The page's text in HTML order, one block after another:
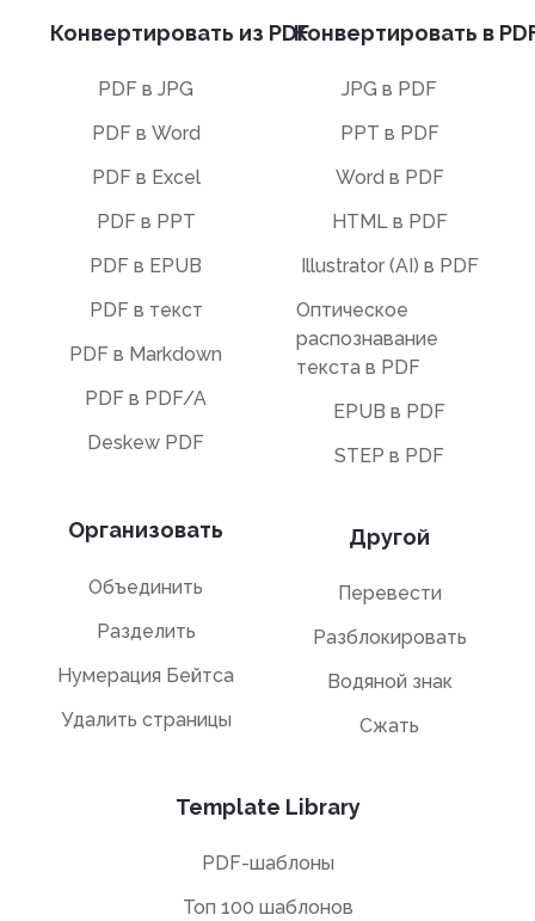
Конвертировать из PDF
PDF в JPG
PDF в Word
PDF в Excel
PDF в PPT
PDF в EPUB
PDF в текст
PDF в Markdown
PDF в PDF/A
Deskew PDF
Организовать
Объединить
Разделить
Нумерация Бейтса
Удалить страницы
Конвертировать в
JPG в PDF
PPT в PDF
Word в PDF
HTML в PDF
Illustrator (AI) в PDF
Оптическое
распознавание
текста в PDF
EPUB в PDF
STEP в PDF
Другой
Перевести
Разблокировать
Водяной знак
Сжать
Template Library
PDF-шаблоны
Топ 100 шаблонов